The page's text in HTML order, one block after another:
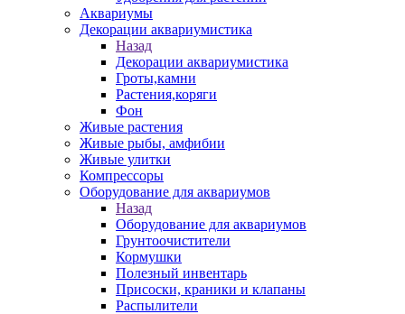
Аквариумы
Декорации аквариумистика
Назад
Декорации аквариумистика
Гроты,камни
Растения,коряги
Фон
Живые растения
Живые рыбы, амфибии
Живые улитки
Компрессоры
Оборудование для аквариумов
Назад
Оборудование для аквариумов
Грунтоочистители
Кормушки
Полезный инвентарь
Присоски, краники и клапаны
Распылители